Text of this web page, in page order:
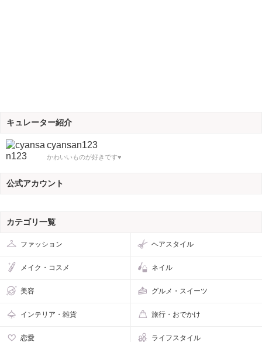
キュレーター紹介
cyansan123
かわいいものが好きです♥
公式アカウント
カテゴリ一覧
ファッション ヘアスタイル
メイク・コスメ ネイル
美容 グルメ・スイーツ
インテリア・雑貨 旅行・おでかけ
恋愛 ライフスタイル